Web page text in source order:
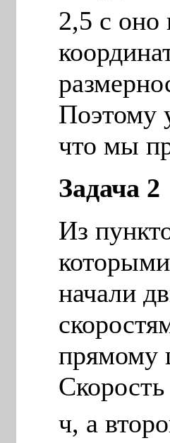
2,5 с оно
Поэтому
что мы
Задача 2
Из
начали
прямому
ч, а